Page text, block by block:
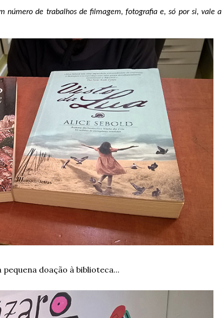
número de trabalhos de filmagem, fotografia e, só por si, vale a
pequena doação à biblioteca...